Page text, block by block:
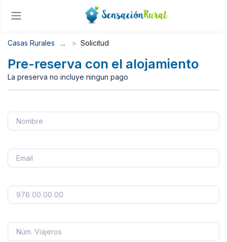
Casas Rurales Solicitud
Pre-reserva con el alojamiento
La preserva no incluye ningun pago